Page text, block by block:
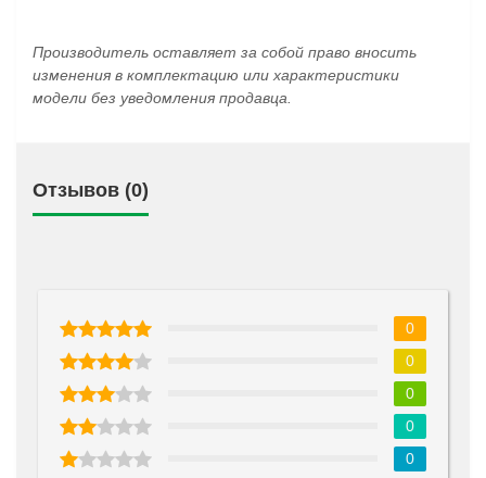
Производитель оставляет за собой право вносить
изменения в комплектацию или характеристики
модели без уведомления продавца.
Отзывов (0)
0
0
0
0
0